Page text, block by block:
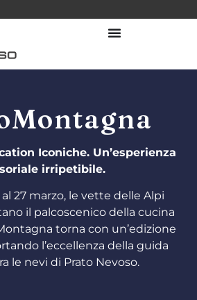
Iconiche. Un’esperienza
irripetibile.
27 marzo, le vette delle Alpi
il palcoscenico della cucina
torna con un’edizione
l’eccellenza della guida
le nevi di Prato Nevoso.